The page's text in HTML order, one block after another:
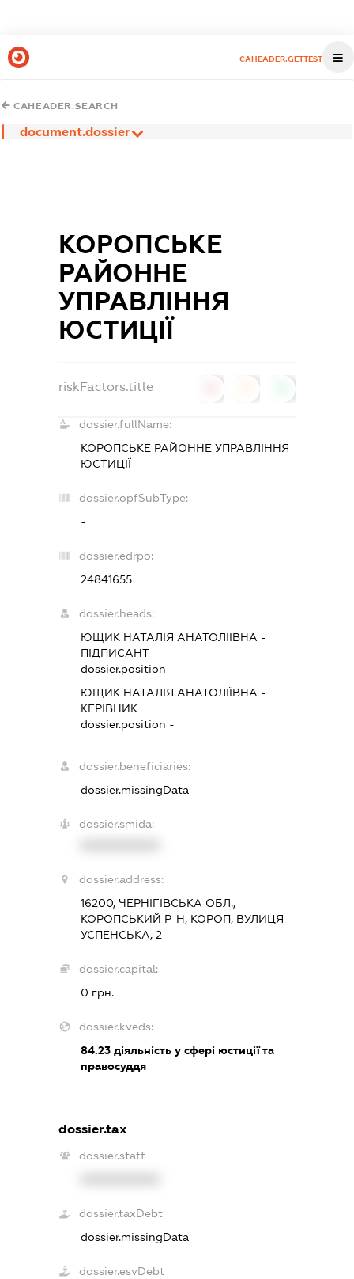
CAHEADER.GETTEST
CAHEADER.SEARCH
document.dossier
КОРОПСЬКЕ
РАЙОННЕ
УПРАВЛІННЯ
ЮСТИЦІЇ
riskFactors.title
dossier.fullName:
КОРОПСЬКЕ РАЙОННЕ УПРАВЛІННЯ
ЮСТИЦІЇ
dossier.opfSubType:
-
dossier.edrpo:
24841655
dossier.heads:
ЮЩИК НАТАЛІЯ АНАТОЛІЇВНА -
ПІДПИСАНТ
dossier.position -
ЮЩИК НАТАЛІЯ АНАТОЛІЇВНА -
КЕРІВНИК
dossier.position -
dossier.beneficiaries:
dossier.missingData
dossier.smida:
dossier.address:
16200, ЧЕРНІГІВСЬКА ОБЛ.,
КОРОПСЬКИЙ Р-Н, КОРОП, ВУЛИЦЯ
УСПЕНСЬКА, 2
dossier.capital:
0 грн.
dossier.kveds:
84.23діяльність у сфері юстиції та
правосуддя
dossier.tax
dossier.staff
dossier.taxDebt
dossier.missingData
dossier.esvDebt